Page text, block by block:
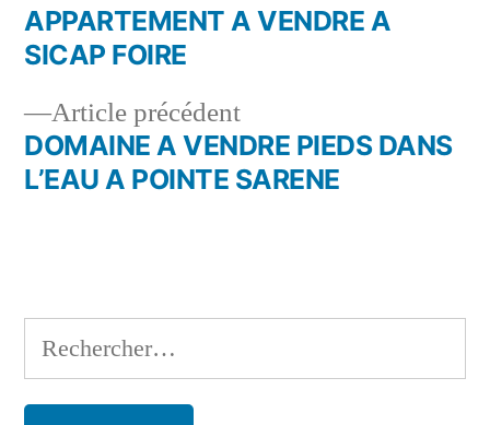
Navigation
l’article
Article précédentArticle
précédent :
DOMAINE A VENDRE PIEDS DANS
L’EAU A POINTE SARENE
suivant :
APPARTEMENT A VENDRE A
SICAP FOIRE
Rechercher :